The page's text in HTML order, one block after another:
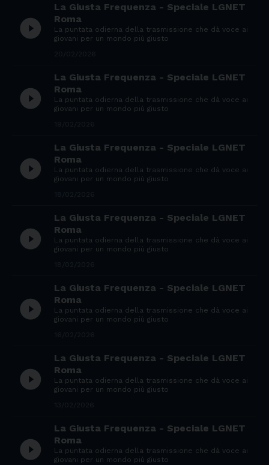
play_circle_filled
La Giusta Frequenza - Speciale LGNET
Roma
La puntata odierna della trasmissione che dà voce ai
giovani per un mondo più giusto
play_circle_filled
La Giusta Frequenza - Speciale LGNET
Roma
La puntata odierna della trasmissione che dà voce ai
giovani per un mondo più giusto
play_circle_filled
La Giusta Frequenza - Speciale LGNET
Roma
La puntata odierna della trasmissione che dà voce ai
giovani per un mondo più giusto
play_circle_filled
La Giusta Frequenza - Speciale LGNET
Roma
La puntata odierna della trasmissione che dà voce ai
giovani per un mondo più giusto
play_circle_filled
La Giusta Frequenza - Speciale LGNET
Roma
La puntata odierna della trasmissione che dà voce ai
giovani per un mondo più giusto
play_circle_filled
La Giusta Frequenza - Speciale LGNET
Roma
La puntata odierna della trasmissione che dà voce ai
giovani per un mondo più giusto
play_circle_filled
La Giusta Frequenza - Speciale LGNET
Roma
La puntata odierna della trasmissione che dà voce ai
giovani per un mondo più giusto